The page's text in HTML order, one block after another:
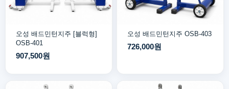
오성 배드민턴지주 [블럭형]
OSB-401
907,500원
오성 배드민턴지주 OSB-403
726,000원